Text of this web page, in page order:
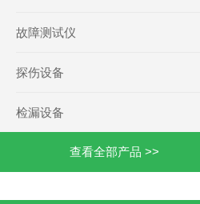
故障测试仪
探伤设备
检漏设备
查看全部产品 >>